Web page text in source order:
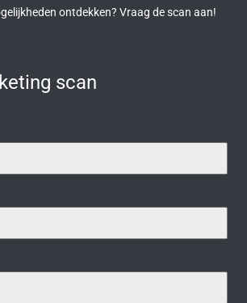
ontdekken? Vraag de scan aan!
scan